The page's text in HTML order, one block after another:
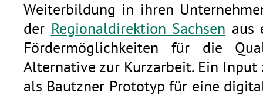
Weiterbildung in ihren
der Regionaldirektion Sachsen aus
Fördermöglichkeiten für die
Alternative zur Kurzarbeit. Ein Input
als Bautzner Prototyp für eine